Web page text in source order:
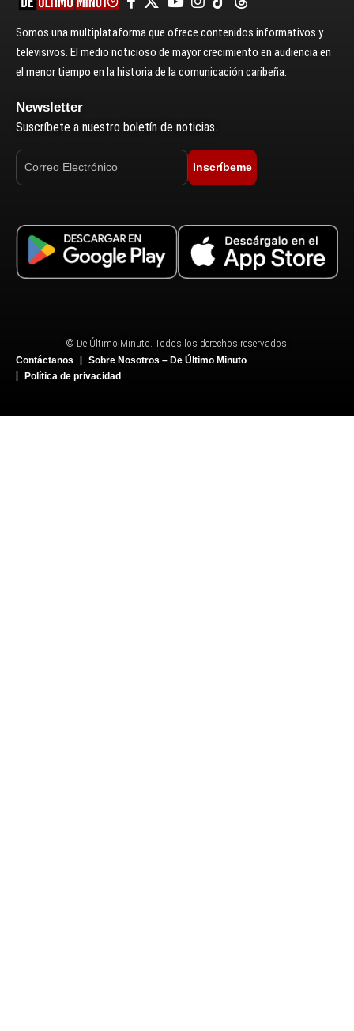
Somos una multiplataforma que ofrece contenidos informativos y
televisivos. El medio noticioso de mayor crecimiento en audiencia en
el menor tiempo en la historia de la comunicación caribeña.
Newsletter
Suscríbete a nuestro boletín de noticias.
Inscríbeme
© De Último Minuto. Todos los derechos reservados.
Contáctanos
Sobre Nosotros – De Último Minuto
Política de privacidad